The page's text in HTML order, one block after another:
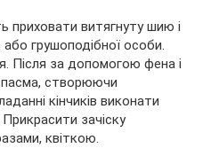
приховати витягнуту шию і
або грушоподібної особи.
Після за допомогою фена і
пасма, створюючи
кінчиків виконати
зачіску
квіткою.